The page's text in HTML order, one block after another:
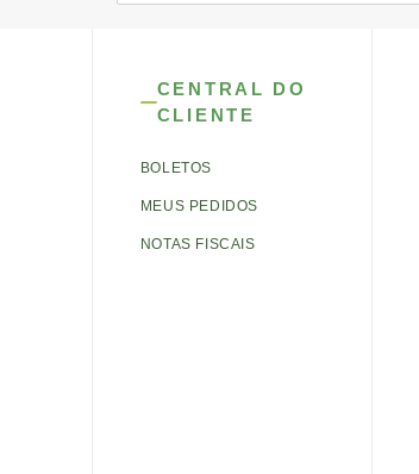
CENTRAL DO
CLIENTE
BOLETOS
MEUS PEDIDOS
NOTAS FISCAIS